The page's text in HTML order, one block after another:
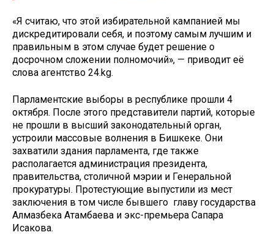
«Я считаю, что этой избирательной кампанией мы
дискредитировали себя, и поэтому самым лучшим и
правильным в этом случае будет решение о
досрочном сложении полномочий», — приводит её
слова агентство 24.kg.
Парламентские выборы в республике прошли 4
октября. После этого представители партий, которые
не прошли в высший законодательный орган,
устроили массовые волнения в Бишкеке. Они
захватили здания парламента, где также
располагается администрация президента,
правительства, столичной мэрии и Генеральной
прокуратуры. Протестующие выпустили из мест
заключения в том числе бывшего главу государства
Алмазбека Атамбаева и экс-премьера Сапара
Исакова.